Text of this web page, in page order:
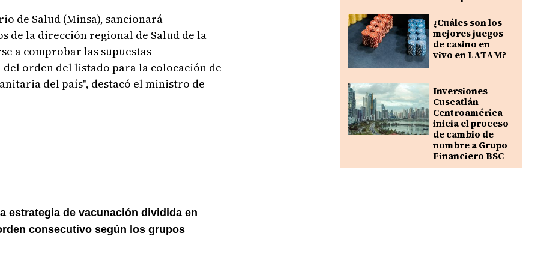
de Salud (Minsa), sancionará
de la dirección regional de Salud de la
a comprobar las supuestas
orden del listado para la colocación de
del país", destacó el ministro de
estrategia de vacunación dividida en
consecutivo según los grupos
¿Cuáles son los
mejores juegos
de casino en
vivo en LATAM?
Inversiones
Cuscatlán
Centroamérica
inicia el proceso
de cambio de
nombre a Grupo
Financiero BSC